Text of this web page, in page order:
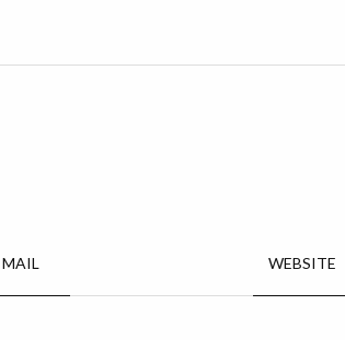
MAIL WEBSITE